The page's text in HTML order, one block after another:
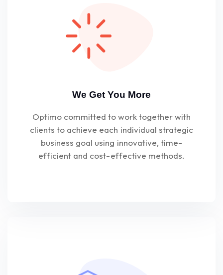
We Get You More
Optimo committed to work together with
clients to achieve each individual strategic
business goal using innovative, time-
efficient and cost-effective methods.